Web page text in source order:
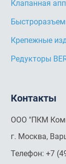
Клапанная
Крепежные
Редукторы
Контакты
ООО "ПКМ
г. Москва,
Телефон:+7